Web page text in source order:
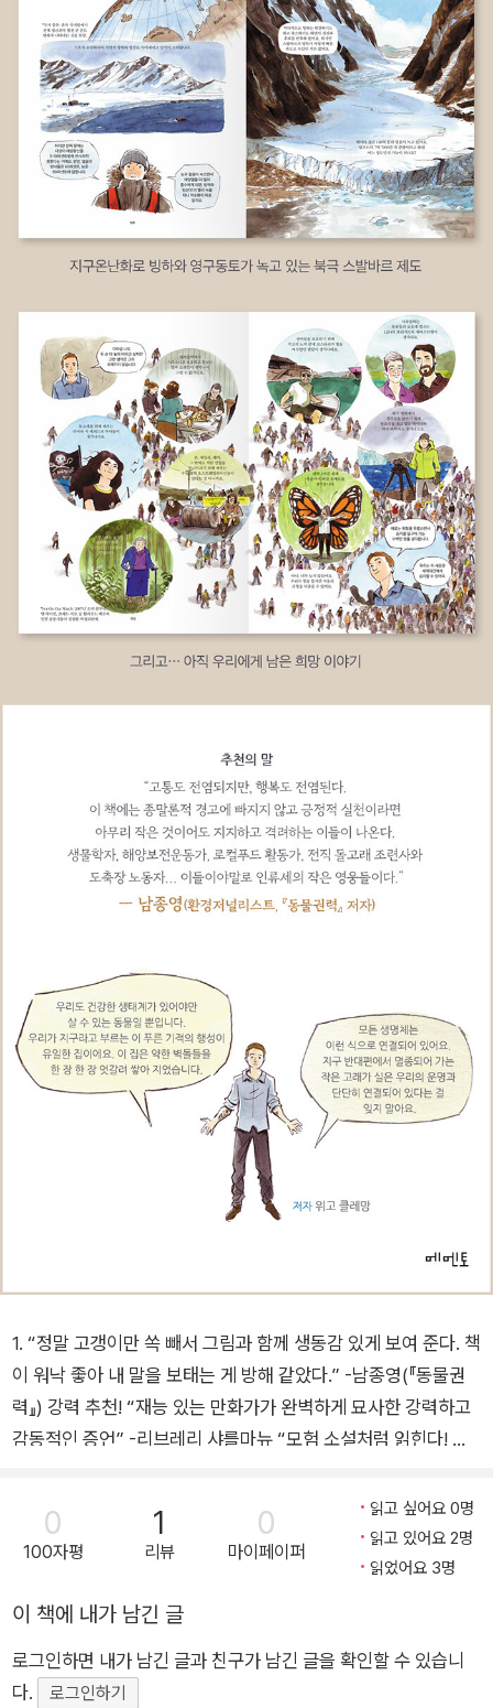
1. “정말 고갱이만 쏙 빼서 그림과 함께 생동감 있게 보여 준다. 책
이 워낙 좋아 내 말을 보태는 게 방해 같았다.” -남종영(『동물권
력』) 강력 추천! “재능 있는 만화가가 완벽하게 묘사한 강력하고
감동적인 증언” -리브레리 샤를마뉴 “모험 소설처럼 읽힌다! 위
극까지 이어진 탐사 여정을 통해 21세기 생태 문제의 핵심을 파
페스티벌에서 ‘신인 작가상’을 수상한 재능 있는 만화가의 만남으
로 화제가 된 코믹스 저널리즘(comics journalism). 현장감 넘치
는 탐사 보도에 섬세하고 다채로운 그림을 입힌 이 그래픽 리포트
0
100자평
1
리뷰
0
마이페이퍼
읽고 싶어요 0명
읽고 있어요 2명
읽었어요 3명
이 책에 내가 남긴 글
로그인하면 내가 남긴 글과 친구가 남긴 글을 확인할 수 있습니
다.
로그인하기